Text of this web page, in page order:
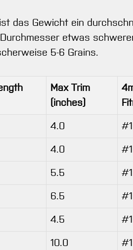
das Gewicht ein
etwas
5-6 Grains.
Max Trim
(inches)
4.0 #1
4.0 #1
5.5 #1
6.5 #1
4.5 #1
10.0 #1